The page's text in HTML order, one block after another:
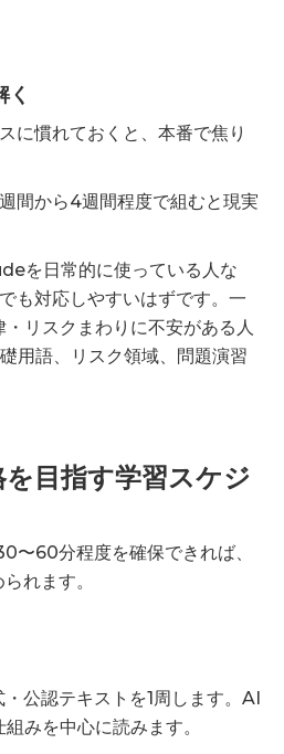
く
に慣れておくと、本番で焦り
間から4週間程度で組むと現実
を日常的に使っている人な
も対応しやすいはずです。一
リスクまわりに不安がある人
用語、リスク領域、問題演習
目指す学習スケジ
〜60分程度を確保できれば、
れます。
公認テキストを1周します。AI
みを中心に読みます。